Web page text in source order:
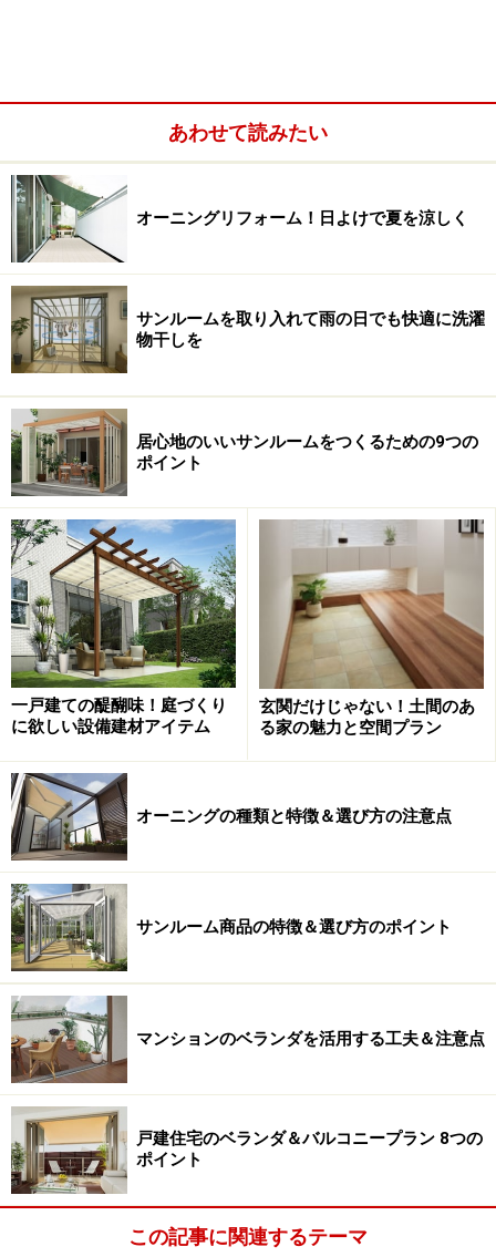
マンションの管理規約はそこに暮らす人のルールが定められ
ている。
マンションのベランダにウッドデッキを敷くDIYリフォ
ームを開始するにあたって、まずは押さえておきたい
「事前準備」について紹介します。
段取り8分という言葉があるように、自分で行う小さな
DIYでも、家全部を改修するような大型リフォームで
も、事前準備で成否が決まると言っても過言ではありま
せん。今回のDIYでも事前準備のおかげで、スムーズに
工事を進めることができました。
最初にやるべきことは、マンションの管理規約を確認す
ることです。マンションにはそれぞれ規約があり、そこ
で暮らす人が守るべきルールが定められています。中に
は、ウッドデッキを敷くことを禁止していたり、材質の
制限をしたりしている場合がありますので、しっかりチ
ェックしましょう。
ただし樹脂の脚が付いたタイプを使用するよう定められ
ていたので、そのような形状をしていて、かつDIYリフ
ォームでも工事がしやすい製品を探すことにしました。
ベランダの寸法をはかり、ウッドデッキ材
の割り付けを考える
ベランダ用のウッドデッキ材の中でも、DIYリフォーム
で扱いやすいのが、パネルタイプの製品です。ウッドパ
ネルとも呼ばれ、30cm～60cm程度のブロックになって
いて、お互いを連結しながら置き敷きしていきます。形
状は正方形の他に、長細い長方形もあり、とにかく扱い
が簡単！自分で手軽に工事ができます。
あわせて読みたい
オーニングリフォーム！日よけで夏を涼しく
サンルームを取り入れて雨の日でも快適に洗濯
物干しを
居心地のいいサンルームをつくるための9つの
ポイント
一戸建ての醍醐味！庭づくり
に欲しい設備建材アイテム
玄関だけじゃない！土間のあ
る家の魅力と空間プラン
オーニングの種類と特徴＆選び方の注意点
サンルーム商品の特徴＆選び方のポイント
マンションのベランダを活用する工夫＆注意点
戸建住宅のベランダ＆バルコニープラン 8つの
ポイント
この記事に関連するテーマ